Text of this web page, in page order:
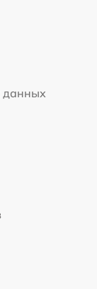
данных